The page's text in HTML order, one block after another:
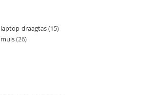
laptop-draagtas 15
muis 26